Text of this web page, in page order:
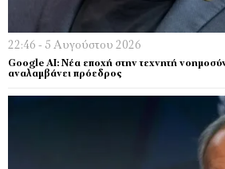
22:46 - 5 Αυγούστου 2026
Google AI: Νέα εποχή στην τεχνητή
αναλαμβάνει πρόεδρος